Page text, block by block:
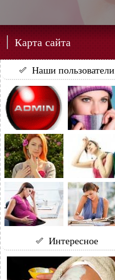
Карта сайта
Наши пользователи
Интересное